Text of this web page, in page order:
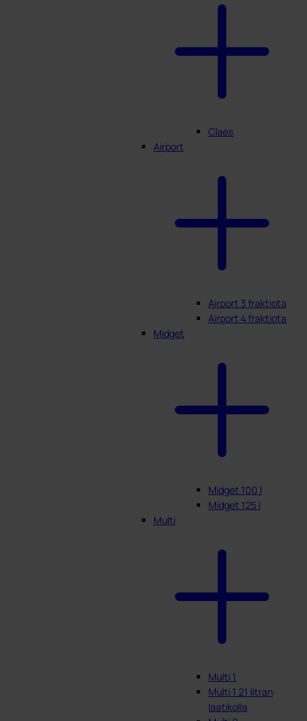
Claes
Airport
Airport 3 fraktiota
Airport 4 fraktiota
Midget
Midget 100 l
Midget 125 l
Multi
Multi 1
Multi 1 21 litran
laatikolla